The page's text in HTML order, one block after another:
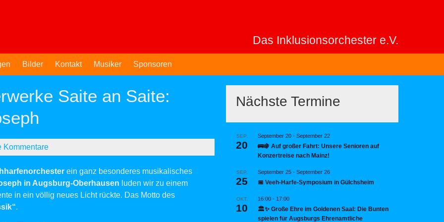
Das Inklusionsorchester e.V.
Bilder Kontakt Musiker Sponsoren
Saite an Saite:
Kommentare
ein ganz besonderes musikalisches
in Augsburg-Oberhausen luden wir zu einem
in ein völlig neues Licht rückte. Das Motto des
.
Nächste Termine
SEP.
20
September 20 - September 22
🚌🍇 Auf großer Fahrt: Unsere Senioren auf
Konzertreise nach Mainz!
SEP.
25
September 25 - September 26
📅 Veeh-Harfe-Symposium in Gülchsheim
OKT.
10
16:00 - 17:00
🏛️✨ Große Ehre im Goldenen Saal: Die Bunten
spielen für Augsburgs Ehrenamtliche